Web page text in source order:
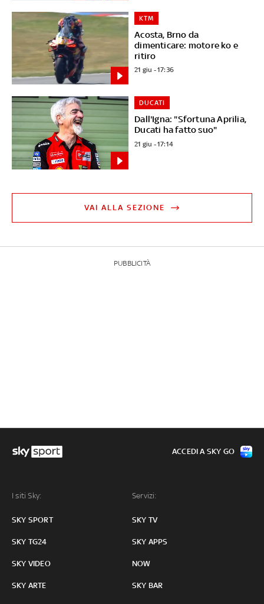
Acosta, Brno da
dimenticare: motore ko e
ritiro
KTM
21 giu - 17:36
Dall'Igna: "Sfortuna Aprilia,
Ducati ha fatto suo"
DUCATI
21 giu - 17:14
VAI ALLA SEZIONE
PUBBLICITÀ
I siti Sky:
SKY SPORT
SKY TG24
SKY VIDEO
SKY ARTE
Servizi:
SKY TV
SKY APPS
NOW
SKY BAR
ACCEDI A SKY GO